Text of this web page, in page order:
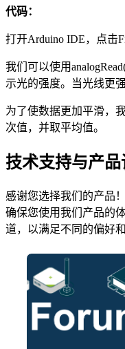
代码：
打开Arduino IDE，点击
我们可以使用
示光的强度。当光线更
为了使数据更加平滑，
次值，并取平均值。
技术支持与产品
感谢您选择我们的产品
确保您使用我们产品的
道，以满足不同的偏好和